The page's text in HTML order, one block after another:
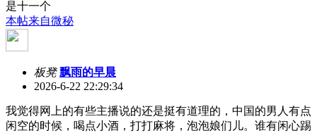
是十一个
本帖来自微秘
板凳 飘雨的早晨
2026-6-22 22:29:34
我觉得网上的有些主播说的还是挺有道理的，中国的男人有点
闲空的时候，喝点小酒，打打麻将，泡泡娘们儿。谁有闲心踢